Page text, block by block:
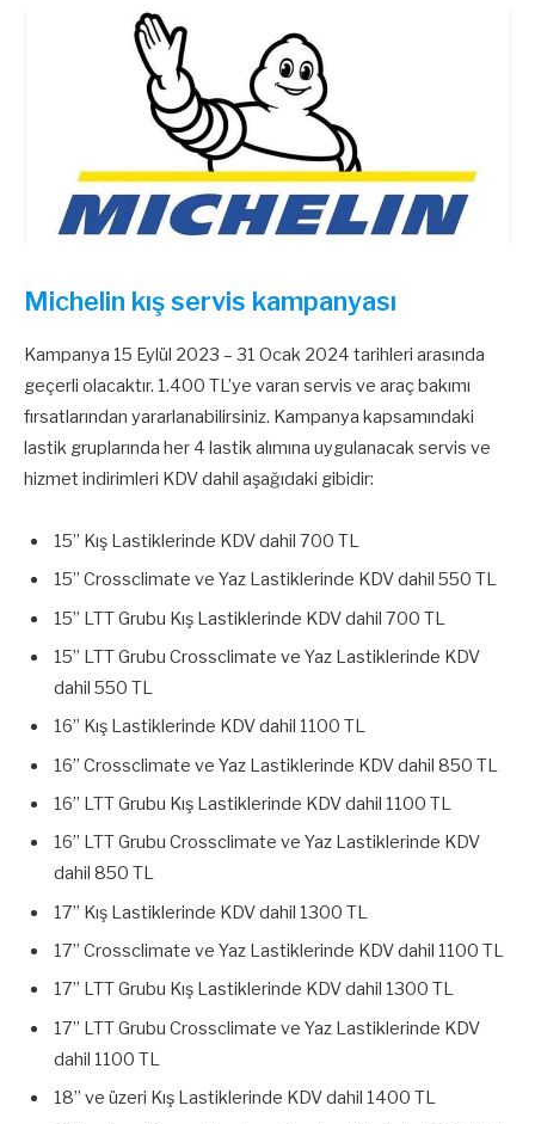
Michelin kış servis kampanyası
Kampanya 15 Eylül 2023 – 31 Ocak 2024 tarihleri arasında
geçerli olacaktır. 1.400 TL’ye varan servis ve araç bakımı
fırsatlarından yararlanabilirsiniz. Kampanya kapsamındaki
lastik gruplarında her 4 lastik alımına uygulanacak servis ve
hizmet indirimleri KDV dahil aşağıdaki gibidir:
15” Kış Lastiklerinde KDV dahil 700 TL
15” Crossclimate ve Yaz Lastiklerinde KDV dahil 550 TL
15” LTT Grubu Kış Lastiklerinde KDV dahil 700 TL
15” LTT Grubu Crossclimate ve Yaz Lastiklerinde KDV
dahil 550 TL
16” Kış Lastiklerinde KDV dahil 1100 TL
16” Crossclimate ve Yaz Lastiklerinde KDV dahil 850 TL
16” LTT Grubu Kış Lastiklerinde KDV dahil 1100 TL
16” LTT Grubu Crossclimate ve Yaz Lastiklerinde KDV
dahil 850 TL
17” Kış Lastiklerinde KDV dahil 1300 TL
17” Crossclimate ve Yaz Lastiklerinde KDV dahil 1100 TL
17” LTT Grubu Kış Lastiklerinde KDV dahil 1300 TL
17” LTT Grubu Crossclimate ve Yaz Lastiklerinde KDV
dahil 1100 TL
18” ve üzeri Kış Lastiklerinde KDV dahil 1400 TL